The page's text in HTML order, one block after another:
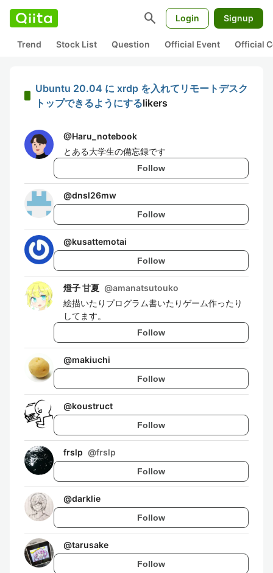
search Login Signup
Trend Stock List Question Official Event Official
Ubuntu 20.04 に xrdp を入れてリモートデスク
トップできるようにするlikers
@Haru_notebook
とある大学生の備忘録です
Follow
@dnsl26mw
Follow
@kusattemotai
Follow
燈子 甘夏 @amanatsutouko
絵描いたりプログラム書いたりゲーム作ったり
してます。
Follow
@makiuchi
Follow
@koustruct
Follow
frslp @frslp
Follow
@darklie
Follow
@tarusake
Follow